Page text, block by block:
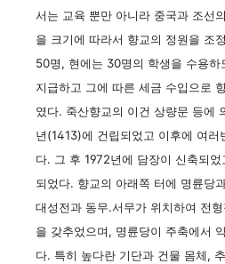
서는 교육 뿐만 아니라 중국과 조선
을 크기에 따라서 향교의 정원을 조
50명, 현에는 30명의 학생을 수용하
지급하고 그에 따른 세금 수입으로
였다. 죽산향교의 이건 상량문 등에
년(1413)에 건립되었고 이후에 여러
다. 그 후 1972년에 담장이 신축되
되었다. 향교의 아래쪽 터에 명륜당
대성전과 동무.서무가 위치하여 전
을 갖추었으며, 명륜당이 주축에서
다. 특히 높다란 기단과 건물 몸체,